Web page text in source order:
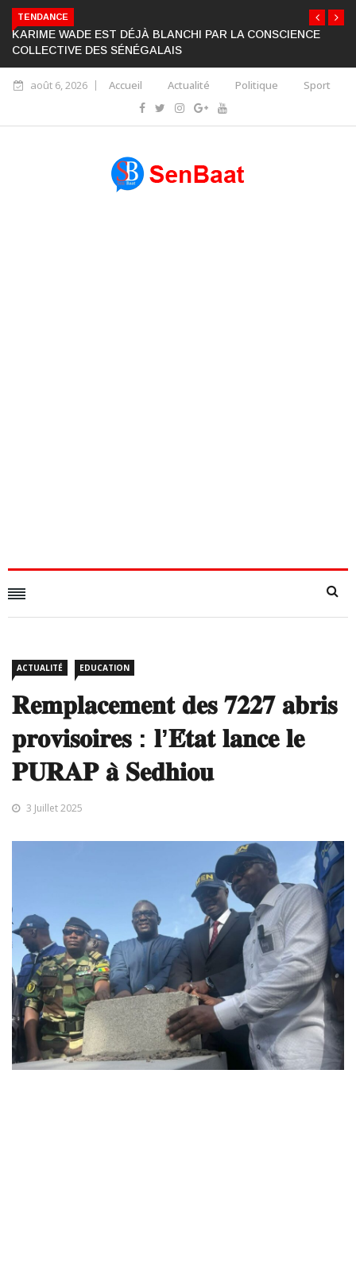
TENDANCE
KARIME WADE EST DÉJÀ BLANCHI PAR LA CONSCIENCE
COLLECTIVE DES SÉNÉGALAIS
août 6, 2026 Accueil Actualité Politique Sport
ACTUALITÉ EDUCATION
𝐑𝐞𝐦𝐩𝐥𝐚𝐜𝐞𝐦𝐞𝐧𝐭 𝐝𝐞𝐬 𝟕𝟐𝟐𝟕 𝐚𝐛𝐫𝐢𝐬
𝐩𝐫𝐨𝐯𝐢𝐬𝐨𝐢𝐫𝐞𝐬 : 𝐥’𝐄́𝐭𝐚𝐭 𝐥𝐚𝐧𝐜𝐞 𝐥𝐞
𝐏𝐔𝐑𝐀𝐏 𝐚̀ 𝐒𝐞𝐝𝐡𝐢𝐨𝐮
3 Juillet 2025